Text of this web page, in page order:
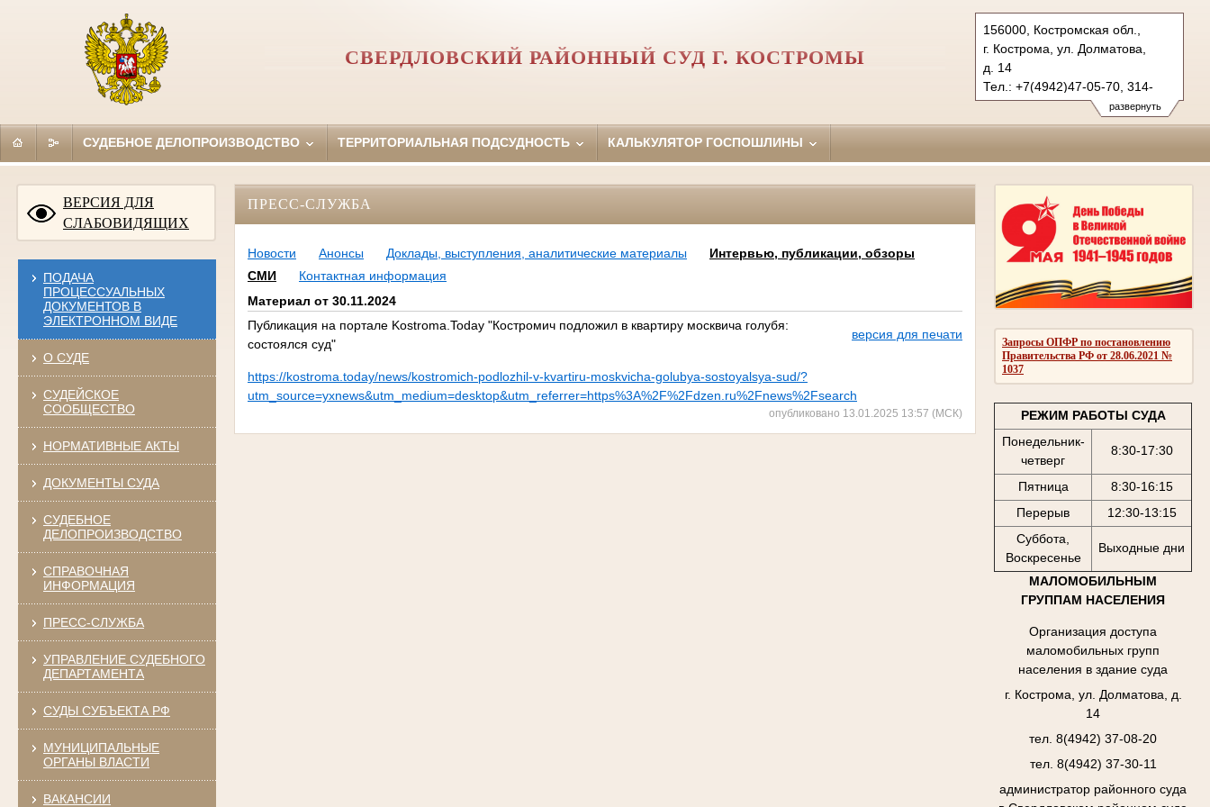
развернуть
156000, Костромская обл.,
г. Кострома, ул. Долматова,
д. 14
Тел.: +7(4942)47-05-70, 314-
082 (гр.)
370-850 (уг.), 317-521 (ф.)
СВЕРДЛОВСКИЙ РАЙОННЫЙ СУД Г. КОСТРОМЫ
СУДЕБНОЕ ДЕЛОПРОИЗВОДСТВО ТЕРРИТОРИАЛЬНАЯ ПОДСУДНОСТЬ КАЛЬКУЛЯТОР ГОСПОШЛИНЫ
ВЕРСИЯ ДЛЯ
СЛАБОВИДЯЩИХ
ПОДАЧА
ПРОЦЕССУАЛЬНЫХ
ДОКУМЕНТОВ В
ЭЛЕКТРОННОМ ВИДЕ
О СУДЕ
СУДЕЙСКОЕ
СООБЩЕСТВО
НОРМАТИВНЫЕ АКТЫ
ДОКУМЕНТЫ СУДА
СУДЕБНОЕ
ДЕЛОПРОИЗВОДСТВО
СПРАВОЧНАЯ
ИНФОРМАЦИЯ
ПРЕСС-СЛУЖБА
УПРАВЛЕНИЕ СУДЕБНОГО
ДЕПАРТАМЕНТА
СУДЫ СУБЪЕКТА РФ
МУНИЦИПАЛЬНЫЕ
ОРГАНЫ ВЛАСТИ
ВАКАНСИИ
Запросы ОПФР по постановлению
Правительства РФ от 28.06.2021 №
1037
РЕЖИМ РАБОТЫ СУДА
Понедельник-
четверг
8:30-17:30
Пятница
8:30-16:15
Перерыв
12:30-13:15
Суббота,
Воскресенье
Выходные дни
МАЛОМОБИЛЬНЫМ
ГРУППАМ НАСЕЛЕНИЯ
Организация доступа
маломобильных групп
населения в здание суда
г. Кострома, ул. Долматова, д.
14
тел. 8(4942) 37-08-20
тел. 8(4942) 37-30-11
администратор районного суда
ПРЕСС-СЛУЖБА
Новости Анонсы Доклады, выступления, аналитические материалы
Интервью, публикации, обзоры
СМИ
Контактная информация
Материал от 30.11.2024
Публикация на портале Kostroma.Today "Костромич подложил в квартиру москвича голубя:
состоялся суд"
версия для печати
https://kostroma.today/news/kostromich-podlozhil-v-kvartiru-moskvicha-golubya-sostoyalsya-sud/?
utm_source=yxnews&utm_medium=desktop&utm_referrer=https%3A%2F%2Fdzen.ru%2Fnews%2Fsearch
опубликовано 13.01.2025 13:57 (МСК)